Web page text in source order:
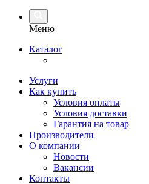
Меню
Каталог
Услуги
Как купить
Условия оплаты
Условия доставки
Гарантия на товар
Производители
О компании
Новости
Вакансии
Контакты